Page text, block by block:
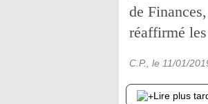
de
réaffirmé
C.P. , le 11/01/
Lire plus